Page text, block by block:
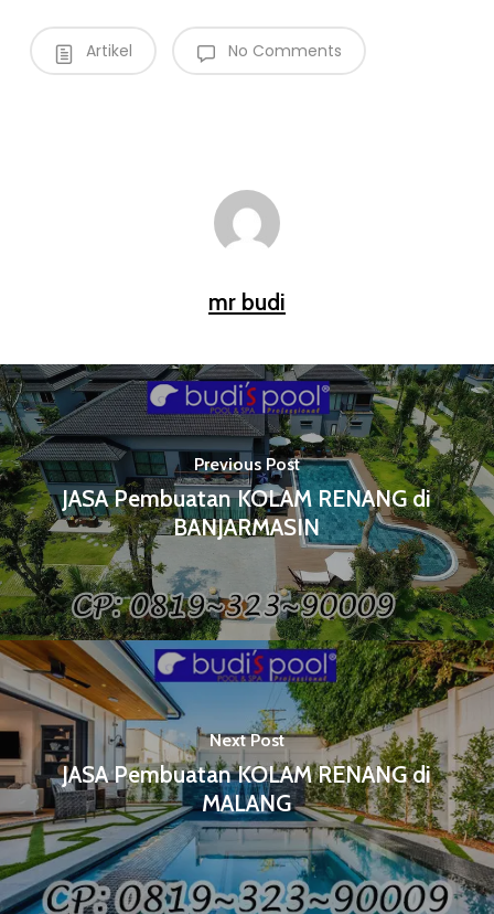
Artikel No Comments
mr budi
Previous Post
JASA Pembuatan KOLAM RENANG di
BANJARMASIN
Next Post
JASA Pembuatan KOLAM RENANG di
MALANG